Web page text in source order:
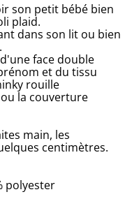
son petit bébé bien
plaid.
dans son lit ou bien
face double
et du tissu
rouille
la couverture
main, les
centimètres.
polyester